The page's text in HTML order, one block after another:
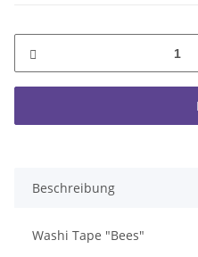
Beschreibung
Washi Tape "Bees"